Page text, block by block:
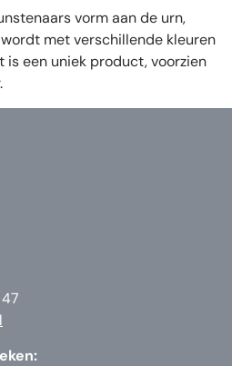
vorm aan de urn,
met verschillende kleuren
een uniek product, voorzien